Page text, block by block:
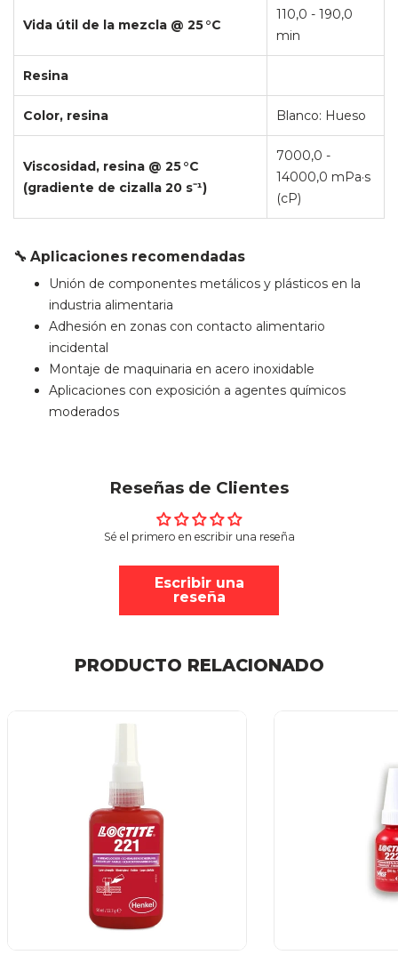
Vida útil de la mezcla @ 25 °C
110,0 - 190,0
min
Resina
Color, resina Blanco: Hueso
Viscosidad, resina @ 25 °C
(gradiente de cizalla 20 s⁻¹)
7000,0 -
14000,0 mPa·s
(cP)
🔧 Aplicaciones recomendadas
Unión de componentes metálicos y plásticos en la
industria alimentaria
Adhesión en zonas con contacto alimentario
incidental
Montaje de maquinaria en acero inoxidable
Aplicaciones con exposición a agentes químicos
moderados
Reseñas de Clientes
Sé el primero en escribir una reseña
Escribir una
reseña
PRODUCTO RELACIONADO